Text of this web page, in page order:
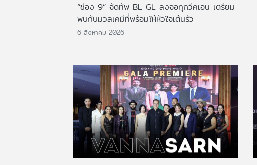
“ช่อง 9” จัดทัพ BL GL ลงจอทุกวีคเอน เตรียม
พบกับมวลเคมีที่พร้อมให้หัวใจเต้นรัว
6 สิงหาคม 2026